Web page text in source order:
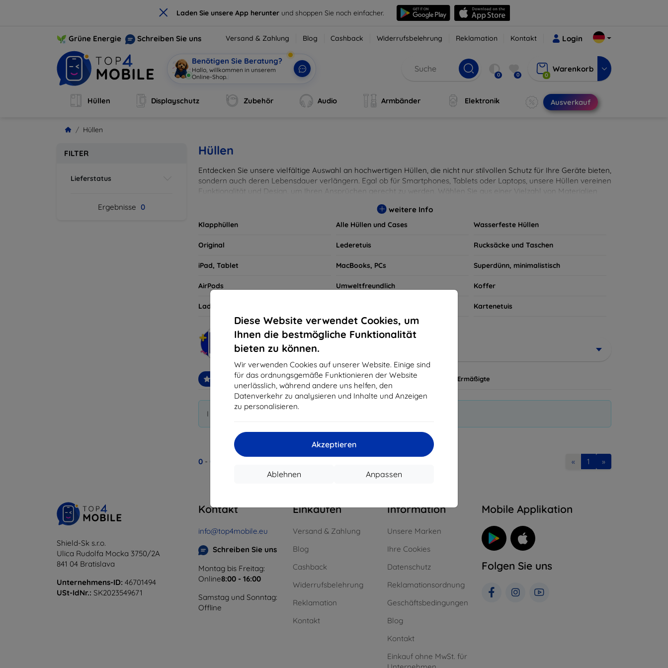
× Laden Sie unsere App herunter und shoppen Sie noch einfacher.
Diese Website verwendet Cookies, um
Ihnen die bestmögliche Funktionalität
bieten zu können.
Wir verwenden Cookies auf unserer Website. Einige sind
für das ordnungsgemäße Funktionieren der Website
unerlässlich, während andere uns helfen, den
Datenverkehr zu analysieren und Inhalte und Anzeigen
zu personalisieren.
Akzeptieren
Anpassen
Ablehnen
Grüne Energie Schreiben Sie uns Versand & Zahlung Blog Cashback Widerrufsbelehrung Reklamation Kontakt Login
Benötigen Sie Beratung?
Hallo, willkommen in unserem
Online-Shop.
0 0 0
Warenkorb
Hüllen Displayschutz Zubehör Audio Armbänder Elektronik Ausverkauf
Hüllen
FILTER
Lieferstatus
Ergebnisse 0
Hüllen
Entdecken Sie unsere vielfältige Auswahl an hochwertigen Hüllen, die nicht nur stilvollen Schutz für Ihre Geräte bieten,
sondern auch deren Lebensdauer verlängern. Egal ob für Smartphones, Tablets oder Laptops, unsere Hüllen vereinen
Funktionalität und Design, um Ihren Ansprüchen gerecht zu werden. Wählen Sie aus einer Vielzahl von Materialien
weitere Info
Klapphüllen Alle Hüllen und Cases Wasserfeste Hüllen
Original Lederetuis Rucksäcke und Taschen
iPad, Tablet MacBooks, PCs Superdünn, minimalistisch
AirPods Umweltfreundlich Koffer
Ladehüllen Kartenetuis
Schnellsuche
Motorola Moto G72
Empfohlen Bestseller Niedrigster Preis Höchster Preis Ermäßigte
I did not find any active products.
0 - 0 « 1 »
Shield-Sk s.r.o.
Ulica Rudolfa Mocka 3750/2A
841 04 Bratislava
Unternehmens-ID: 46701494
USt-IdNr.: SK2023549671
Kontakt
info@top4mobile.eu
Schreiben Sie uns
Montag bis Freitag:
Online8:00 - 16:00
Samstag und Sonntag:
Offline
Einkaufen
Versand & Zahlung
Blog
Cashback
Widerrufsbelehrung
Reklamation
Kontakt
Information
Unsere Marken
Ihre Cookies
Datenschutz
Reklamationsordnung
Geschäftsbedingungen
Blog
Kontakt
Einkauf ohne MwSt. für
Mobile Applikation
Folgen Sie uns